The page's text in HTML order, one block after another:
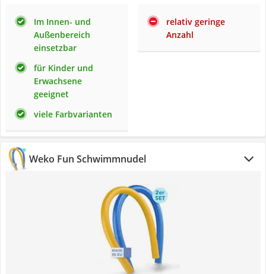
Im Innen- und
Außenbereich
einsetzbar
für Kinder und
Erwachsene
geeignet
viele Farbvarianten
relativ geringe
Anzahl
Weko Fun Schwimmnudel